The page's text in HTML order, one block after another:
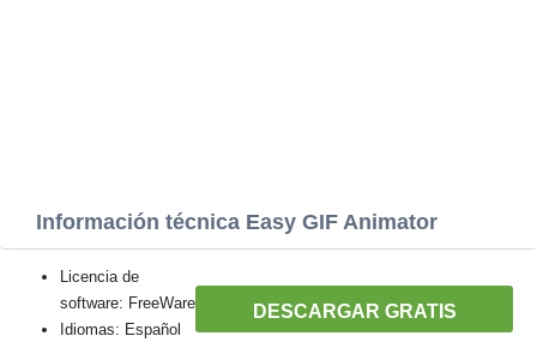
Información técnica Easy GIF Animator
DESCARGAR GRATIS
Licencia de
software: FreeWare
Idiomas: Español